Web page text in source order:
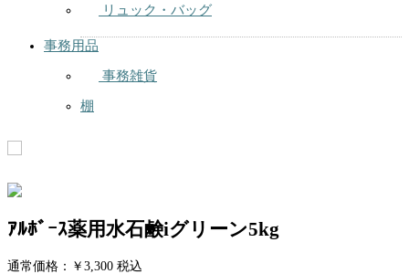
リュック・バッグ
事務用品
事務雑貨
棚
ｱﾙﾎﾞｰｽ薬用水石鹸iグリーン5kg
通常価格：￥3,300 税込